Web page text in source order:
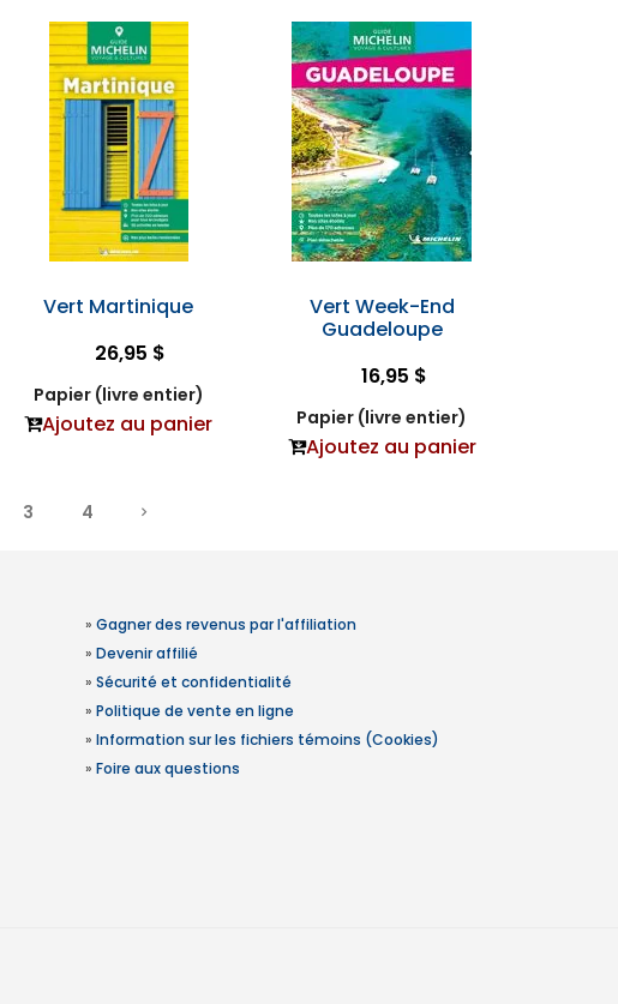
Vert Martinique
26,95 $
Papier (livre entier)
Ajoutez au panier
Vert Week-End
Guadeloupe
16,95 $
Papier (livre entier)
Ajoutez au panier
3 4
» Gagner des revenus par l'affiliation
» Devenir affilié
» Sécurité et confidentialité
» Politique de vente en ligne
» Information sur les fichiers témoins (Cookies)
» Foire aux questions